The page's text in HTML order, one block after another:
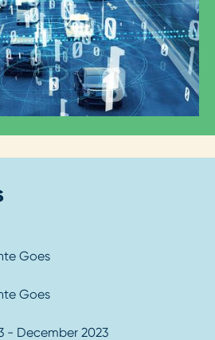
Goes
Goes
- December 2023